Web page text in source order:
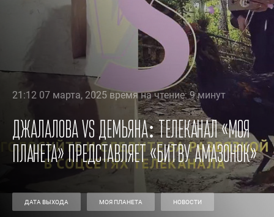
21:12 07 марта, 2025 время на чтение: 9 минут
Джалалова vs Демьяна: телеканал «Моя
Планета» представляет «Битву амазонок»
ДАТА ВЫХОДА МОЯ ПЛАНЕТА НОВОСТИ